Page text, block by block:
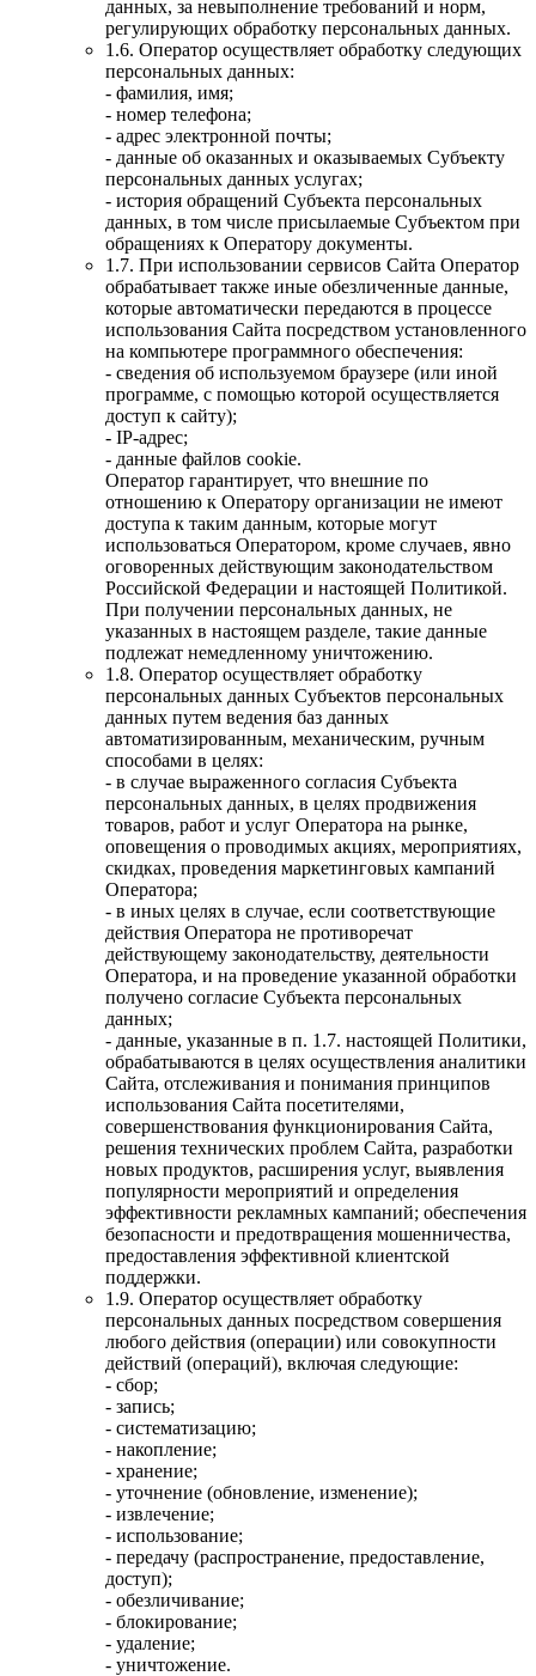
данных, за невыполнение требований и норм,
регулирующих обработку персональных данных.
1.6. Оператор осуществляет обработку следующих
персональных данных:
- фамилия, имя;
- номер телефона;
- адрес электронной почты;
- данные об оказанных и оказываемых Субъекту
персональных данных услугах;
- история обращений Субъекта персональных
данных, в том числе присылаемые Субъектом при
обращениях к Оператору документы.
1.7. При использовании сервисов Сайта Оператор
обрабатывает также иные обезличенные данные,
которые автоматически передаются в процессе
использования Сайта посредством установленного
на компьютере программного обеспечения:
- сведения об используемом браузере (или иной
программе, с помощью которой осуществляется
доступ к сайту);
- IP-адрес;
- данные файлов cookie.
Оператор гарантирует, что внешние по
отношению к Оператору организации не имеют
доступа к таким данным, которые могут
использоваться Оператором, кроме случаев, явно
оговоренных действующим законодательством
Российской Федерации и настоящей Политикой.
При получении персональных данных, не
указанных в настоящем разделе, такие данные
подлежат немедленному уничтожению.
1.8. Оператор осуществляет обработку
персональных данных Субъектов персональных
данных путем ведения баз данных
автоматизированным, механическим, ручным
способами в целях:
- в случае выраженного согласия Субъекта
персональных данных, в целях продвижения
товаров, работ и услуг Оператора на рынке,
оповещения о проводимых акциях, мероприятиях,
скидках, проведения маркетинговых кампаний
Оператора;
- в иных целях в случае, если соответствующие
действия Оператора не противоречат
действующему законодательству, деятельности
Оператора, и на проведение указанной обработки
получено согласие Субъекта персональных
данных;
- данные, указанные в п. 1.7. настоящей Политики,
обрабатываются в целях осуществления аналитики
Сайта, отслеживания и понимания принципов
использования Сайта посетителями,
совершенствования функционирования Сайта,
решения технических проблем Сайта, разработки
новых продуктов, расширения услуг, выявления
популярности мероприятий и определения
эффективности рекламных кампаний; обеспечения
безопасности и предотвращения мошенничества,
предоставления эффективной клиентской
поддержки.
1.9. Оператор осуществляет обработку
персональных данных посредством совершения
любого действия (операции) или совокупности
действий (операций), включая следующие:
- сбор;
- запись;
- систематизацию;
- накопление;
- хранение;
- уточнение (обновление, изменение);
- извлечение;
- использование;
- передачу (распространение, предоставление,
доступ);
- обезличивание;
- блокирование;
- удаление;
- уничтожение.